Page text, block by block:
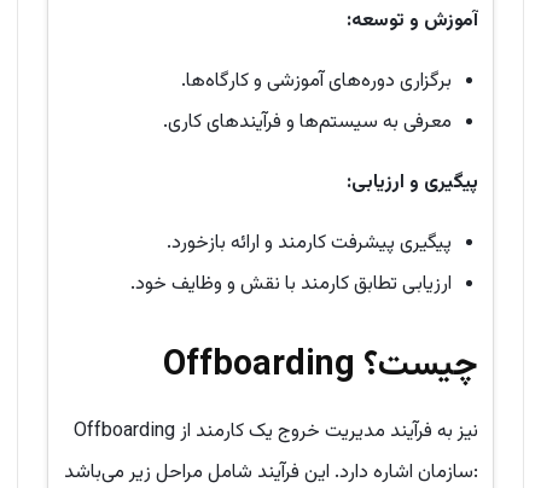
آموزش و توسعه:
برگزاری دوره‌های آموزشی و کارگاه‌ها.
معرفی به سیستم‌ها و فرآیندهای کاری.
پیگیری و ارزیابی:
پیگیری پیشرفت کارمند و ارائه بازخورد.
ارزیابی تطابق کارمند با نقش و وظایف خود.
Offboarding چیست؟
Offboarding نیز به فرآیند مدیریت خروج یک کارمند از
سازمان اشاره دارد. این فرآیند شامل مراحل زیر می‌باشد: